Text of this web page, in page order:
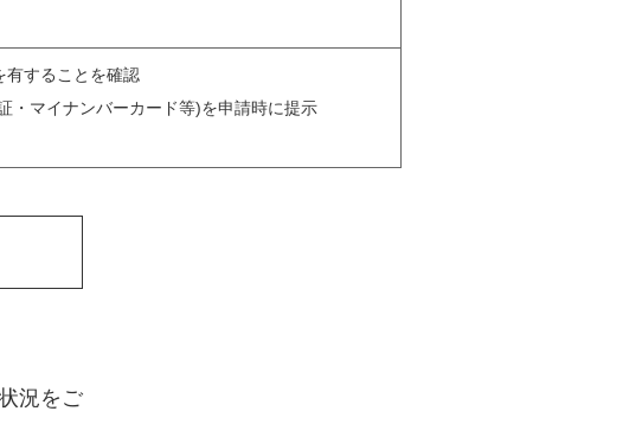
有することを確認
・マイナンバーカード等)を申請時に提示
況をご